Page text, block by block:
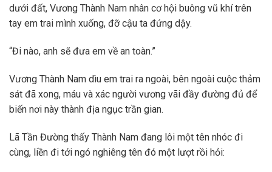
dưới đất, Vương Thành Nam nhân cơ hội buông vũ khí trên
tay em trai mình xuống, đỡ cậu ta đứng dậy.
“Đi nào, anh sẽ đưa em về an toàn.”
Vương Thành Nam dìu em trai ra ngoài, bên ngoài cuộc thảm
sát đã xong, máu và xác người vương vãi đầy đường đủ để
biến nơi này thành địa ngục trần gian.
Lã Tần Đường thấy Thành Nam đang lôi một tên nhóc đi
cùng, liền đi tới ngó nghiêng tên đó một lượt rồi hỏi: